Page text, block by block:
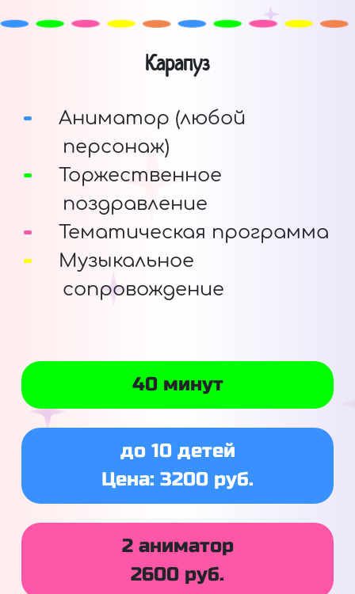
Карапуз
Аниматор (любой
персонаж)
Торжественное
поздравление
Тематическая программа
Музыкальное
сопровождение
40 минут
до 10 детей
Цена: 3200 руб.
2 аниматор
2600 руб.